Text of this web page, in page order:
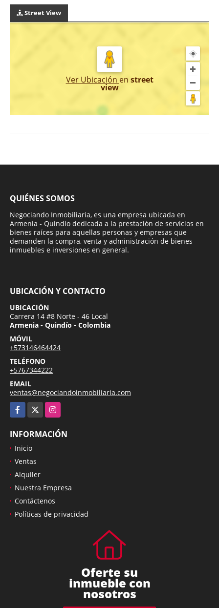
Street View
Ver Ubicación en street
view
QUIÉNES SOMOS
Negociando Inmobiliaria, es una empresa ubicada en
Armenia - Quindío dedicada a la prestación de servicios en
bienes raíces para aquellas personas y empresas que
demanden la compra, venta y administración de bienes
inmuebles e inversiones en general.
UBICACIÓN Y CONTACTO
UBICACIÓN
Carrera 14 #8 Norte - 46 Local
Armenia - Quindío - Colombia
MÓVIL
+573146464424
TELÉFONO
+5767344222
EMAIL
ventas@negociandoinmobiliaria.com
Facebook
Instagram
INFORMACIÓN
Inicio
Ventas
Alquiler
Nuestra Empresa
Contáctenos
Políticas de privacidad
Oferte su
inmueble con
nosotros